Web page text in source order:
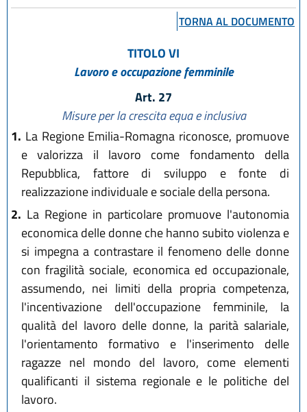
L.R. 1 agosto 2019, n. 15
L.R. 29 dicembre 2020 n. 11
L.R. 20 maggio 2021, n. 4
L.R. 14 giugno 2024, n. 7
L.R. 25 luglio 2025, n. 9
L.R. 28 luglio 2026, n. 9
TORNA AL DOCUMENTO
TITOLO VI
Lavoro e occupazione femminile
Art. 27
Misure per la crescita equa e inclusiva
1. La Regione Emilia-Romagna riconosce, promuove
e valorizza il lavoro come fondamento della
Repubblica, fattore di sviluppo e fonte di
realizzazione individuale e sociale della persona.
2. La Regione in particolare promuove l'autonomia
economica delle donne che hanno subito violenza e
si impegna a contrastare il fenomeno delle donne
con fragilità sociale, economica ed occupazionale,
assumendo, nei limiti della propria competenza,
l'incentivazione dell'occupazione femminile, la
qualità del lavoro delle donne, la parità salariale,
l'orientamento formativo e l'inserimento delle
ragazze nel mondo del lavoro, come elementi
qualificanti il sistema regionale e le politiche del
lavoro.